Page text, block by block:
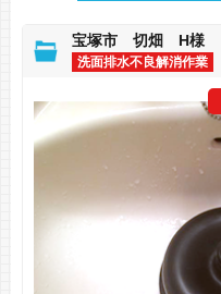
宝塚市 切畑 H様
洗面排水不良解消作業